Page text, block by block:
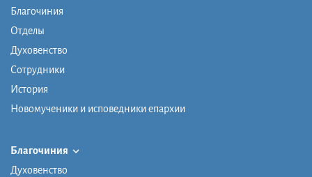
Благочиния
Отделы
Духовенство
Сотрудники
История
Новомученики и исповедники епархии
Благочиния
Духовенство